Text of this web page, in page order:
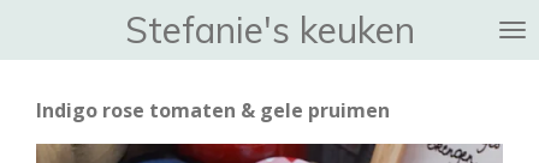
hoofdinhoud
Stefanie's keuken
Indigo rose tomaten & gele pruimen